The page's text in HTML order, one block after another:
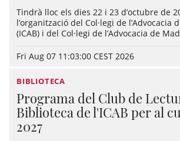
Tindrà lloc els dies 22 i 23 d’octubre de
l’organització del Col·legi de l’Advocacia
(ICAB) i del Col·legi de l’Advocacia de
Fri Aug 07 11:03:00 CEST 2026
BIBLIOTECA
Programa del Club de
Biblioteca de l'ICAB per al
2027